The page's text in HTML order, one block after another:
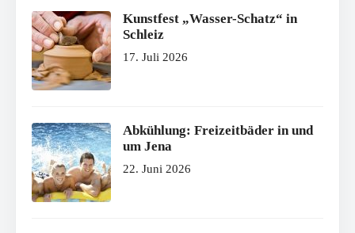
Kunstfest „Wasser-Schatz“ in
Schleiz
17. Juli 2026
Abkühlung: Freizeitbäder in und
um Jena
22. Juni 2026